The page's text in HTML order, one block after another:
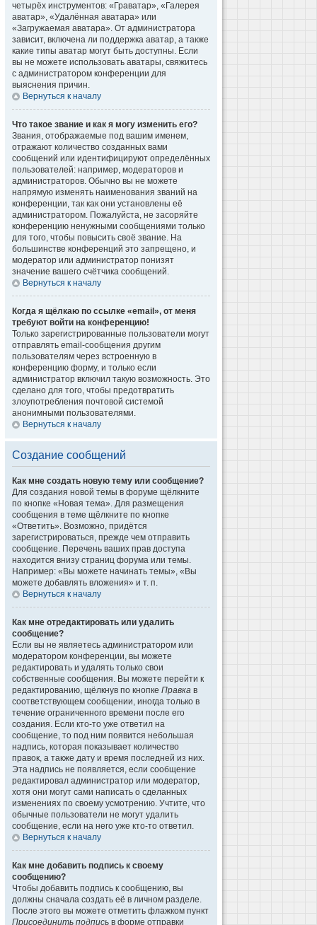
четырёх инструментов: «Граватар», «Галерея
аватар», «Удалённая аватара» или
«Загружаемая аватара». От администратора
зависит, включена ли поддержка аватар, а также
какие типы аватар могут быть доступны. Если
вы не можете использовать аватары, свяжитесь
с администратором конференции для
выяснения причин.
Вернуться к началу
Что такое звание и как я могу изменить его?
Звания, отображаемые под вашим именем,
отражают количество созданных вами
сообщений или идентифицируют определённых
пользователей: например, модераторов и
администраторов. Обычно вы не можете
напрямую изменять наименования званий на
конференции, так как они установлены её
администратором. Пожалуйста, не засоряйте
конференцию ненужными сообщениями только
для того, чтобы повысить своё звание. На
большинстве конференций это запрещено, и
модератор или администратор понизят
значение вашего счётчика сообщений.
Вернуться к началу
Когда я щёлкаю по ссылке «email», от меня
требуют войти на конференцию!
Только зарегистрированные пользователи могут
отправлять email-сообщения другим
пользователям через встроенную в
конференцию форму, и только если
администратор включил такую возможность. Это
сделано для того, чтобы предотвратить
злоупотребления почтовой системой
анонимными пользователями.
Вернуться к началу
Создание сообщений
Как мне создать новую тему или сообщение?
Для создания новой темы в форуме щёлкните
по кнопке «Новая тема». Для размещения
сообщения в теме щёлкните по кнопке
«Ответить». Возможно, придётся
зарегистрироваться, прежде чем отправить
сообщение. Перечень ваших прав доступа
находится внизу страниц форума или темы.
Например: «Вы можете начинать темы», «Вы
можете добавлять вложения» и т. п.
Вернуться к началу
Как мне отредактировать или удалить
сообщение?
Если вы не являетесь администратором или
модератором конференции, вы можете
редактировать и удалять только свои
собственные сообщения. Вы можете перейти к
редактированию, щёлкнув по кнопке Правка в
соответствующем сообщении, иногда только в
течение ограниченного времени после его
создания. Если кто-то уже ответил на
сообщение, то под ним появится небольшая
надпись, которая показывает количество
правок, а также дату и время последней из них.
Эта надпись не появляется, если сообщение
редактировал администратор или модератор,
хотя они могут сами написать о сделанных
изменениях по своему усмотрению. Учтите, что
обычные пользователи не могут удалить
сообщение, если на него уже кто-то ответил.
Вернуться к началу
Как мне добавить подпись к своему
сообщению?
Чтобы добавить подпись к сообщению, вы
должны сначала создать её в личном разделе.
После этого вы можете отметить флажком пункт
Присоединить подпись в форме отправки